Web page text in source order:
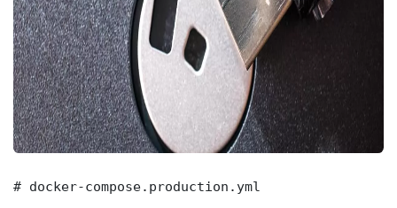
# docker-compose.production.yml